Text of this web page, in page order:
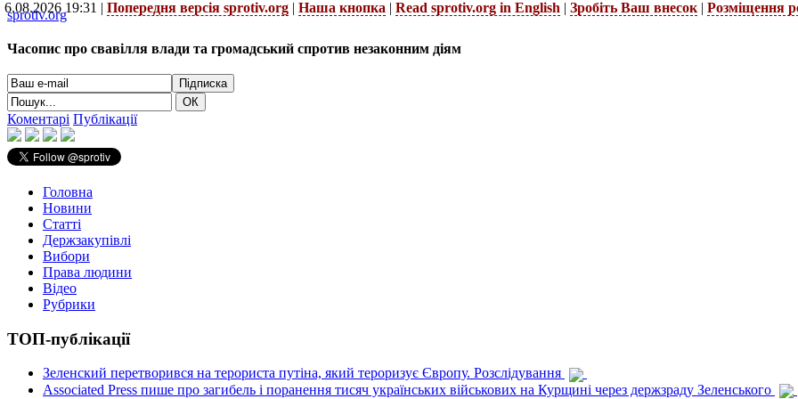
6.08.2026 19:31 | Попередня версія sprotiv.org | Наша кнопка | Read sprotiv.org in English | Зробіть Ваш внесок | Розміщення
sprotiv.org
Часопис про свавілля влади та громадський спротив незаконним діям
Коментарі Публікації
Головна
Новини
Статті
Держзакупівлі
Вибори
Права людини
Відео
Рубрики
ТОП-публікації
Зеленский перетворився на терориста путіна, який тероризує Європу. Розслідування
Associated Press пише про загибель і поранення тисяч українських військових на Курщині через держзраду Зеленського